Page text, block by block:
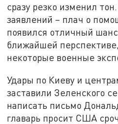
сразу резко изменил
заявлений – плач о
появился отличный
ближайшей
некоторые военные
Удары по Киеву и
заставили Зеленского
написать письмо
главарь просит США